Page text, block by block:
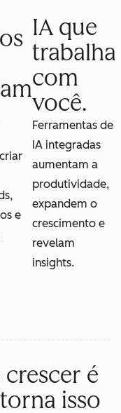
e
IA que
trabalha
com
você.
Ferramentas de
IA integradas
aumentam a
produtividade,
expandem o
crescimento e
revelam
insights.
é
isso